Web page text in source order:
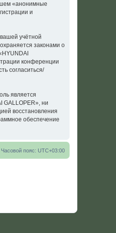
«анонимные
и
учётной
законами о
конференции
согласиться/
является
GALLOPER», ни
восстановления
обеспечение
Часовой пояс: UTC+03:00